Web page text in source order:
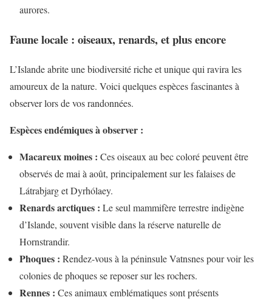
aurores.
Faune locale : oiseaux, renards, et plus encore
L’Islande abrite une biodiversité riche et unique qui ravira les
amoureux de la nature. Voici quelques espèces fascinantes à
observer lors de vos randonnées.
Espèces endémiques à observer :
Macareux moines : Ces oiseaux au bec coloré peuvent être
observés de mai à août, principalement sur les falaises de
Látrabjarg et Dyrhólaey.
Renards arctiques : Le seul mammifère terrestre indigène
d’Islande, souvent visible dans la réserve naturelle de
Hornstrandir.
Phoques : Rendez-vous à la péninsule Vatnsnes pour voir les
colonies de phoques se reposer sur les rochers.
Rennes : Ces animaux emblématiques sont présents